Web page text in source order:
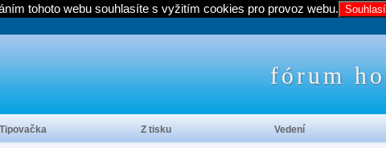
fórum
Tipovačka Z tisku Vedení
tohoto webu souhlasíte s vyžitím cookies pro provoz webu.